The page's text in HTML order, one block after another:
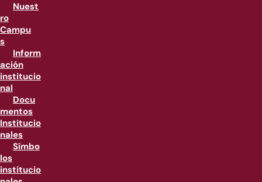
Nuest
ro
Campu
s
Inform
ación
institucio
nal
Docu
mentos
Institucio
nales
Símbo
los
institucio